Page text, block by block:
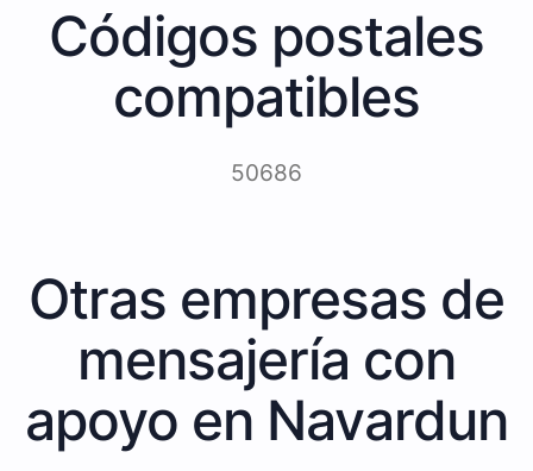
Códigos postales
compatibles
50686
Otras empresas de
mensajería con
apoyo en Navardun